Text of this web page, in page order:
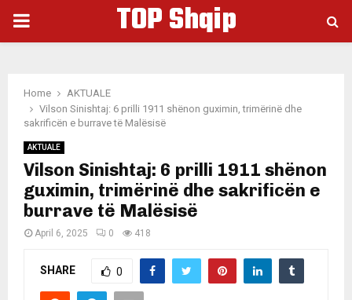
PRIMARY
TOP Shqip
Home
AKTUALE
Vilson Sinishtaj: 6 prilli 1911 shënon guximin, trimërinë dhe
sakrificën e burrave të Malësisë
AKTUALE
Vilson Sinishtaj: 6 prilli 1911 shënon
guximin, trimërinë dhe sakrificën e
burrave të Malësisë
April 6, 2025 0 418
SHARE 0